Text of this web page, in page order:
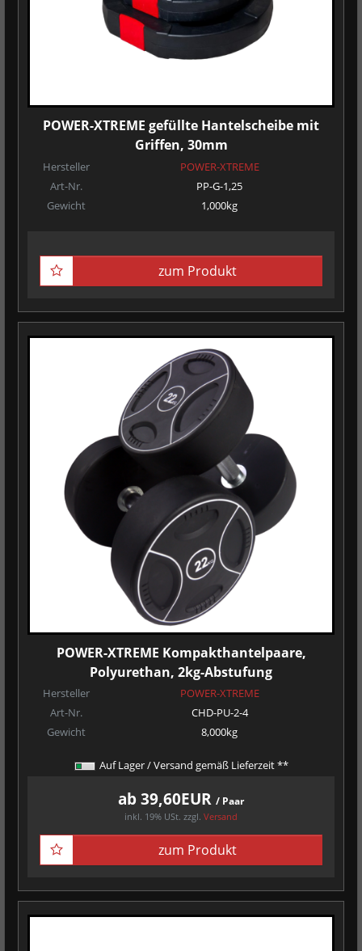
POWER-XTREME gefüllte Hantelscheibe mit
Griffen, 30mm
Hersteller
POWER-XTREME
Art-Nr.
PP-G-1,25
Gewicht
1,000kg
zum Produkt
POWER-XTREME Kompakthantelpaare,
Polyurethan, 2kg-Abstufung
Hersteller
POWER-XTREME
Art-Nr.
CHD-PU-2-4
Gewicht
8,000kg
Auf Lager / Versand gemäß Lieferzeit **
ab 39,60EUR / Paar
inkl. 19% USt. zzgl. Versand
zum Produkt